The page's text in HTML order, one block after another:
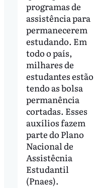
programas de
assistência para
permanecerem
estudando. Em
todo o país,
milhares de
estudantes estão
tendo as bolsa
permanência
cortadas. Esses
auxílios fazem
parte do Plano
Nacional de
Assistêcnia
Estudantil
(Pnaes).